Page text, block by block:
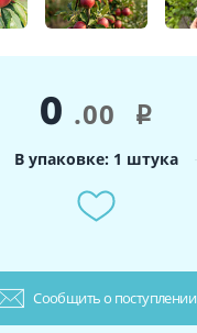
0 .00 i
В упаковке: 1 штука
Сообщить о поступлении